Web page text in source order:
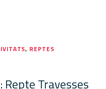
, REPTES
Repte Travesses